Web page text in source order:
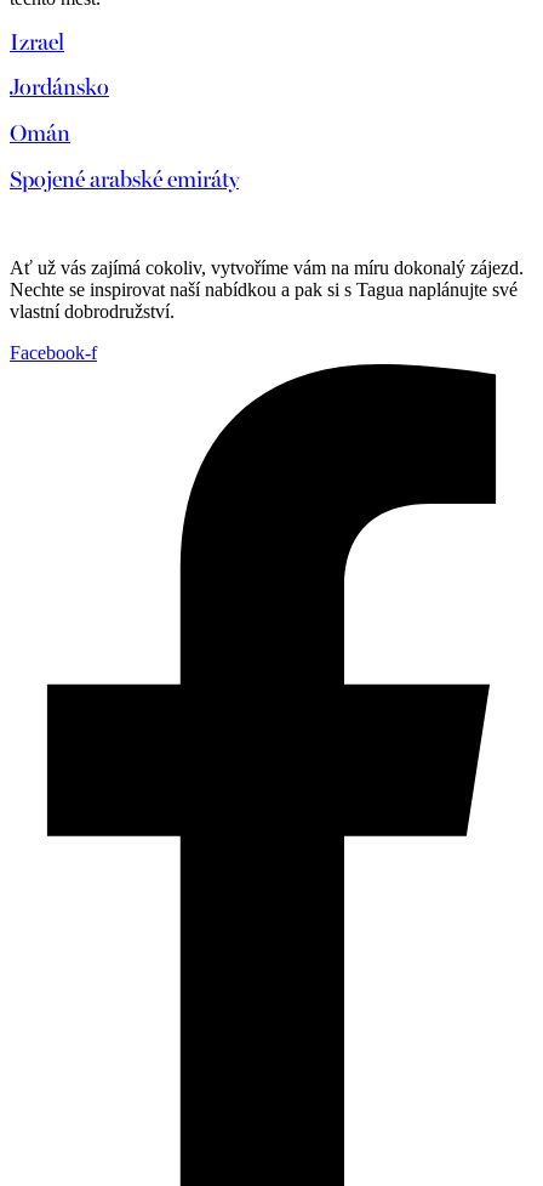
Izrael
Jordánsko
Omán
Spojené arabské emiráty
Ať už vás zajímá cokoliv, vytvoříme vám na míru dokonalý zájezd.
Nechte se inspirovat naší nabídkou a pak si s Tagua naplánujte své
vlastní dobrodružství.
Facebook-f